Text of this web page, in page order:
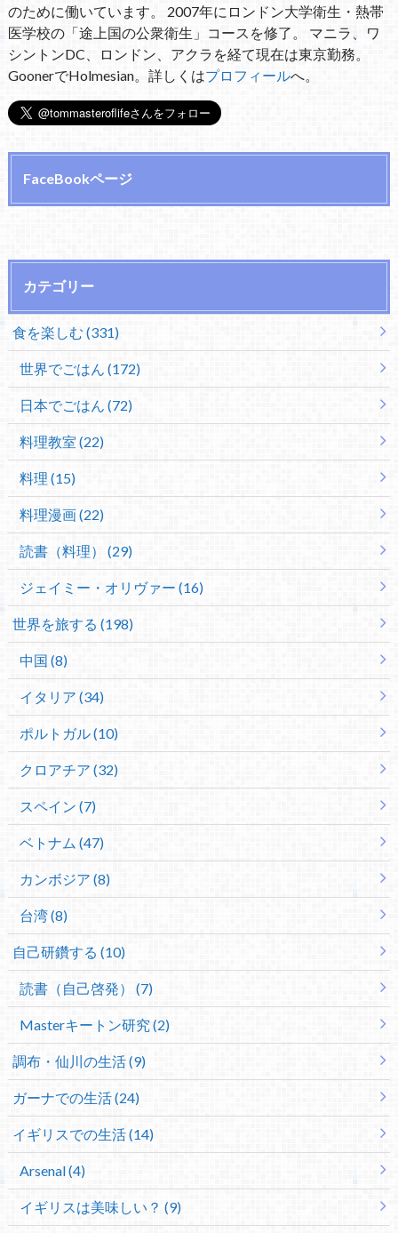
のために働いています。 2007年にロンドン大学衛生・熱帯
医学校の「途上国の公衆衛生」コースを修了。 マニラ、ワ
シントンDC、ロンドン、アクラを経て現在は東京勤務。
GoonerでHolmesian。詳しくはプロフィールへ。
FaceBookページ
カテゴリー
食を楽しむ (331)
世界でごはん (172)
日本でごはん (72)
料理教室 (22)
料理 (15)
料理漫画 (22)
読書（料理） (29)
ジェイミー・オリヴァー (16)
世界を旅する (198)
中国 (8)
イタリア (34)
ポルトガル (10)
クロアチア (32)
スペイン (7)
ベトナム (47)
カンボジア (8)
台湾 (8)
自己研鑽する (10)
読書（自己啓発） (7)
Masterキートン研究 (2)
調布・仙川の生活 (9)
ガーナでの生活 (24)
イギリスでの生活 (14)
Arsenal (4)
イギリスは美味しい？ (9)